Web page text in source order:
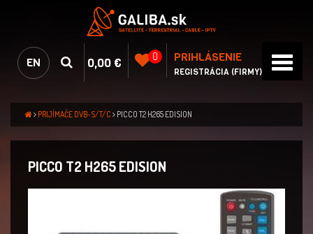
EN 0,00 € 0 PRIHLÁSENIE
REGISTRÁCIA (FIRMY)
PRIJÍMAČE DVB-S/T/C PICCO T2 H265 EDISION
PICCO T2 H265 EDISION